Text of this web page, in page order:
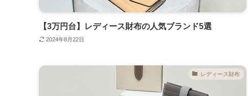
【3万円台】レディース財布の人気ブランド5選
2024年8月22日
レディース財布